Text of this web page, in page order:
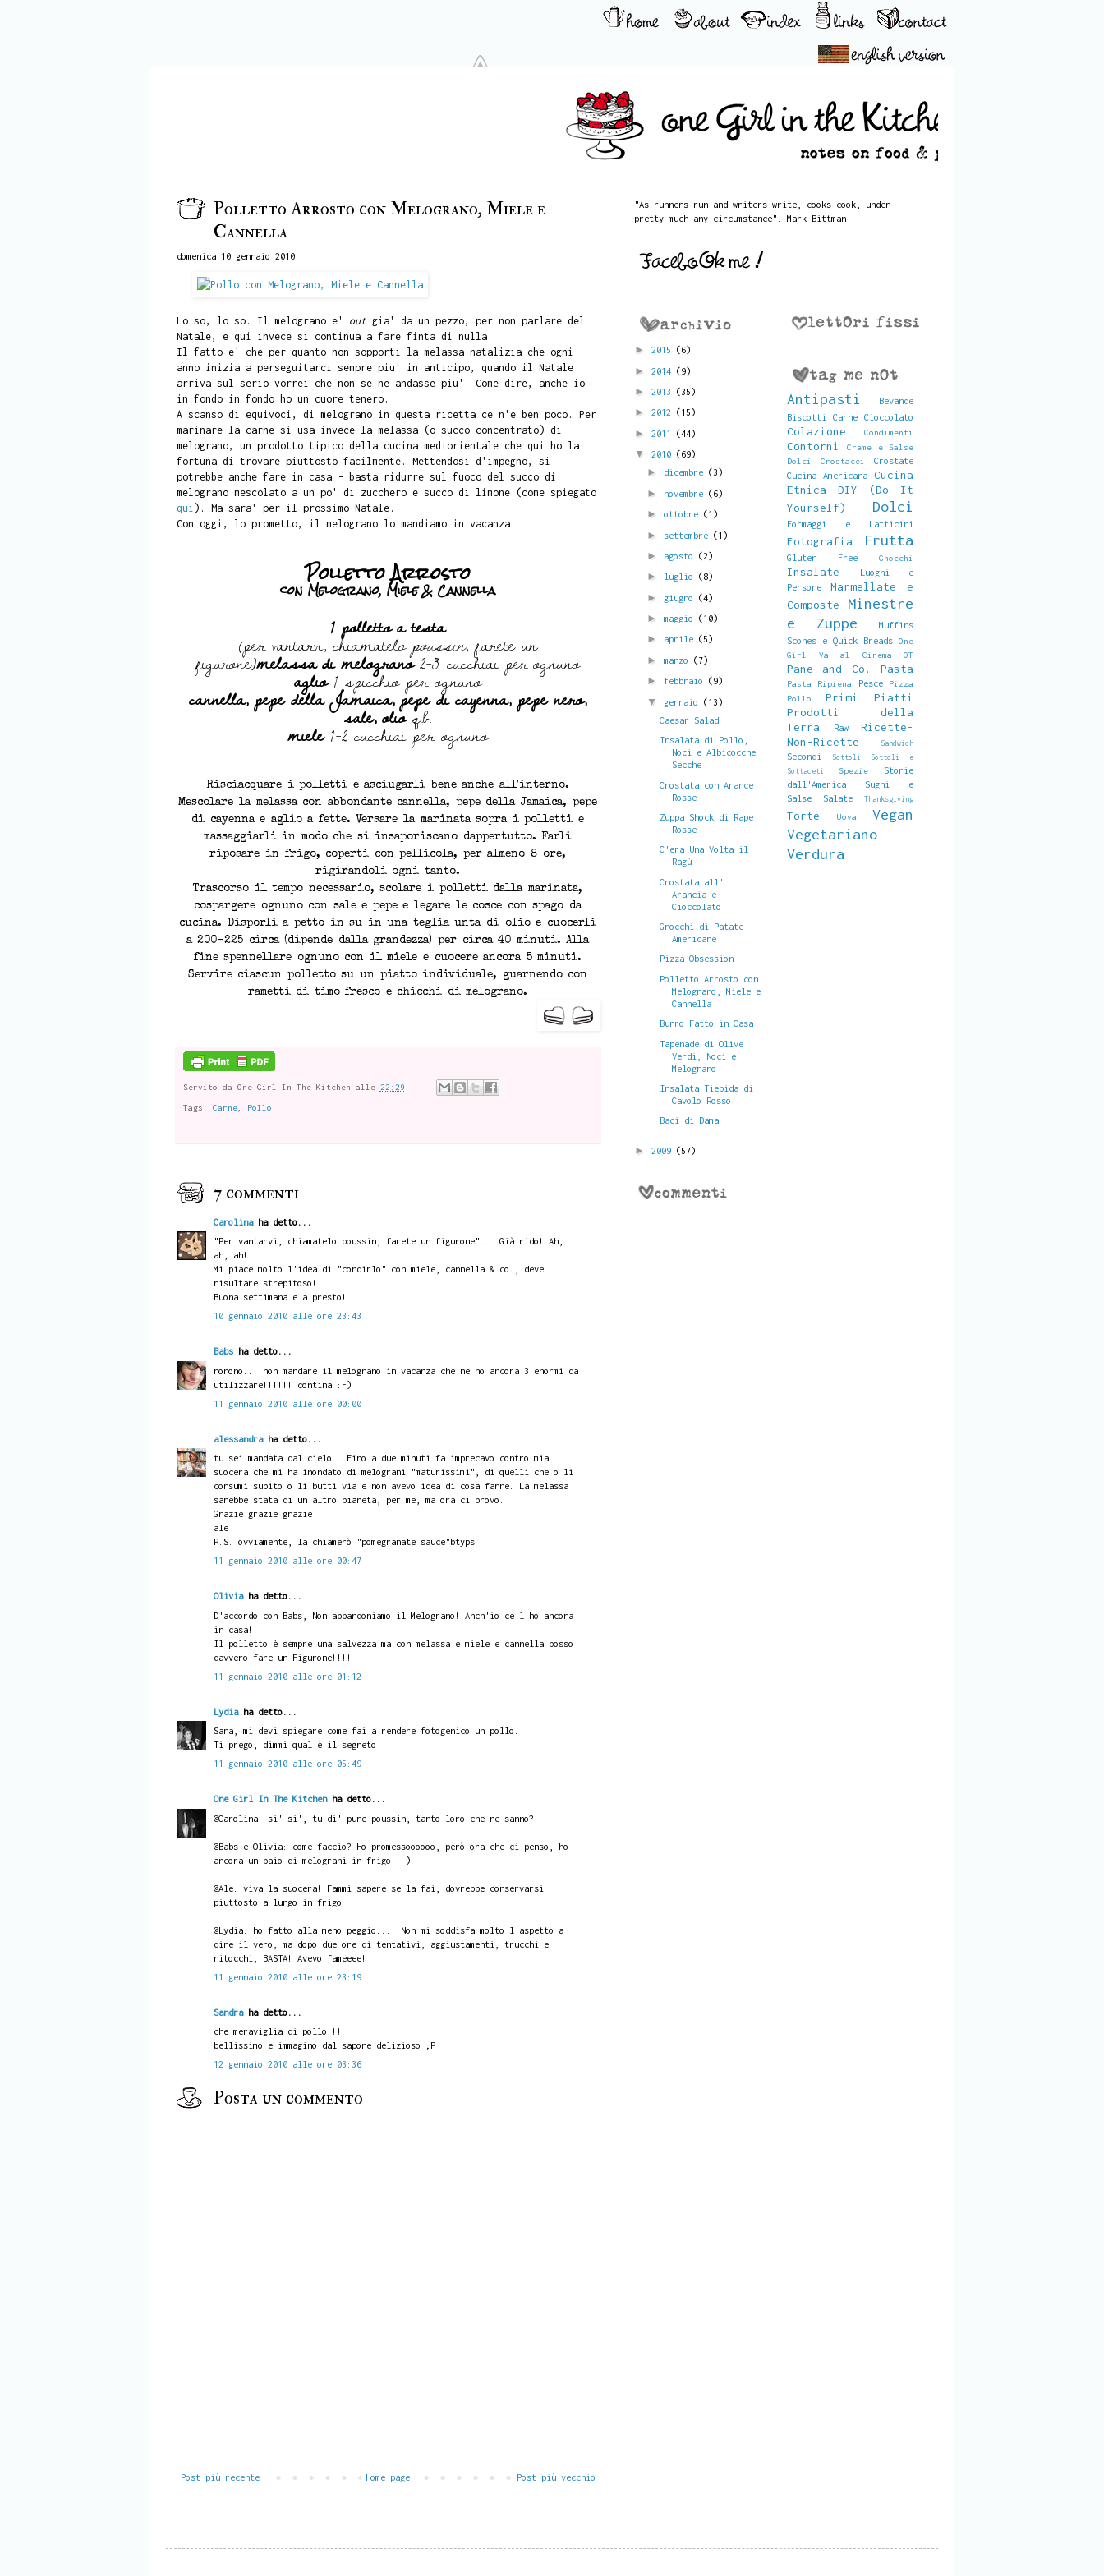
Polletto Arrosto con Melograno, Miele e
Cannella
domenica 10 gennaio 2010
Lo so, lo so. Il melograno e' outgia' da un pezzo, per non parlare del
Natale, e qui invece si continua a fare finta di nulla.
Il fatto e' che per quanto non sopporti la melassa natalizia che ogni
anno inizia a perseguitarci sempre piu' in anticipo, quando il Natale
arriva sul serio vorrei che non se ne andasse piu'. Come dire, anche io
in fondo in fondo ho un cuore tenero.
A scanso di equivoci, di melograno in questa ricetta ce n'e ben poco. Per
marinare la carne si usa invece la melassa (o succo concentrato) di
melograno, un prodotto tipico della cucina mediorientale che qui ho la
fortuna di trovare piuttosto facilmente. Mettendosi d'impegno, si
potrebbe anche fare in casa - basta ridurre sul fuoco del succo di
melograno mescolato a un po' di zucchero e succo di limone (come spiegato
qui ). Ma sara' per il prossimo Natale.
Con oggi, lo prometto, il melograno lo mandiamo in vacanza.
Polletto Arrosto
con Melograno, Miele & Cannella
1 polletto a testa
(per vantarvi, chiamatelopoussin, farete un
figurone)melassa di melograno2-3 cucchiai per ognuno
aglio1 spicchio per ognuno
cannella, pepe della Jamaica, pepe di cayenna, pepe nero,
sale, olioq.b.
miele1-2 cucchiai per ognuno
Risciacquare i polletti e asciugarli bene anche all'interno.
Mescolare la melassa con abbondante cannella, pepe della Jamaica, pepe
di cayenna e aglio a fette. Versare la marinata sopra i polletti e
massaggiarli in modo che si insaporiscano dappertutto. Farli
riposare in frigo, coperti con pellicola, per almeno 8 ore,
rigirandoli ogni tanto.
Trascorso il tempo necessario, scolare i polletti dalla marinata,
cospargere ognuno con sale e pepe e legare le cosce con spago da
cucina. Disporli a petto in su in una teglia unta di olio e cuocerli
a 200-225 circa (dipende dalla grandezza) per circa 40 minuti. Alla
fine spennellare ognuno con il miele e cuocere ancora 5 minuti.
Servire ciascun polletto su un piatto individuale, guarnendo con
rametti di timo fresco e chicchi di melograno.
Servito da One Girl In The Kitchen alle 22:29
Tags: Carne, Pollo
7 commenti
Carolinaha detto...
"Per vantarvi, chiamatelo poussin, farete un figurone"... Già rido! Ah,
ah, ah!
Mi piace molto l'idea di "condirlo" con miele, cannella & co., deve
risultare strepitoso!
Buona settimana e a presto!
10 gennaio 2010 alle ore 23:43
Babsha detto...
nonono... non mandare il melograno in vacanza che ne ho ancora 3 enormi da
utilizzare!!!!!! contina :-)
11 gennaio 2010 alle ore 00:00
alessandraha detto...
tu sei mandata dal cielo...Fino a due minuti fa imprecavo contro mia
suocera che mi ha inondato di melograni "maturissimi", di quelli che o li
consumi subito o li butti via e non avevo idea di cosa farne. La melassa
sarebbe stata di un altro pianeta, per me, ma ora ci provo.
Grazie grazie grazie
ale
P.S. ovviamente, la chiamerò "pomegranate sauce"btyps
11 gennaio 2010 alle ore 00:47
Oliviaha detto...
D'accordo con Babs, Non abbandoniamo il Melograno! Anch'io ce l'ho ancora
in casa!
Il polletto è sempre una salvezza ma con melassa e miele e cannella posso
davvero fare un Figurone!!!!
11 gennaio 2010 alle ore 01:12
Lydiaha detto...
Sara, mi devi spiegare come fai a rendere fotogenico un pollo.
Ti prego, dimmi qual è il segreto
11 gennaio 2010 alle ore 05:49
One Girl In The Kitchenha detto...
@Carolina: si' si', tu di' pure poussin, tanto loro che ne sanno?
@Babs e Olivia: come faccio? Ho promessoooooo, però ora che ci penso, ho
ancora un paio di melograni in frigo : )
@Ale: viva la suocera! Fammi sapere se la fai, dovrebbe conservarsi
piuttosto a lungo in frigo
@Lydia: ho fatto alla meno peggio.... Non mi soddisfa molto l'aspetto a
dire il vero, ma dopo due ore di tentativi, aggiustamenti, trucchi e
ritocchi, BASTA! Avevo fameeee!
11 gennaio 2010 alle ore 23:19
Sandraha detto...
che meraviglia di pollo!!!
bellissimo e immagino dal sapore delizioso ;P
12 gennaio 2010 alle ore 03:36
Posta un commento
Post più recente Post più vecchio
Home page
"As runners run and writers write, cooks cook, under
pretty much any circumstance". Mark Bittman
► 2015 (6)
► 2014 (9)
► 2013 (35)
► 2012 (15)
► 2011 (44)
▼ 2010 (69)
► dicembre (3)
► novembre (6)
► ottobre (1)
► settembre (1)
► agosto (2)
► luglio (8)
► giugno (4)
► maggio (10)
► aprile (5)
► marzo (7)
► febbraio (9)
▼ gennaio (13)
Caesar Salad
Insalata di Pollo,
Noci e Albicocche
Secche
Crostata con Arance
Rosse
Zuppa Shock di Rape
Rosse
C'era Una Volta il
Ragù
Crostata all'
Arancia e
Cioccolato
Gnocchi di Patate
Americane
Pizza Obsession
Polletto Arrosto con
Melograno, Miele e
Cannella
Burro Fatto in Casa
Tapenade di Olive
Verdi, Noci e
Melograno
Insalata Tiepida di
Cavolo Rosso
Baci di Dama
► 2009 (57)
Antipasti
Bevande
Biscotti
Carne Cioccolato
Colazione Condimenti
Contorni
Creme e Salse
Dolci
Crostacei
Crostate
Cucina Americana
Cucina
Etnica
DIY (Do It
Yourself)
Dolci
Formaggi e Latticini
Fotografia Frutta
Gluten Free Gnocchi
Insalate
Luoghi e
Persone
Marmellate e
Composte
Minestre
e Zuppe
Muffins
Scones e Quick Breads One
Girl Va al Cinema
OT
Pane and Co. Pasta
Pasta Ripiena Pesce
Pizza
Pollo
Primi Piatti
Prodotti della
Terra
Raw
Ricette-
Non-Ricette
Sandwich
Secondi Sottoli
Sottoli e
Sottaceti
Spezie
Storie
dall'America
Sughi e
Salse Salate
Thanksgiving
Torte Uova
Vegan
Vegetariano
Verdura